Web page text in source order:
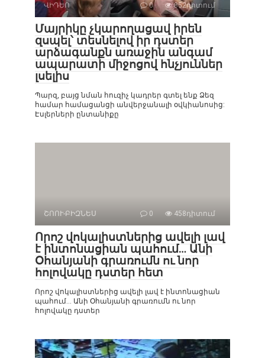
ՎԻԴԵՈ 0 852դիտում
Մայրիկը չկարողացավ իրեն
զսպել՝ տեսնելով իր դստեր
արձագանքն առաջին անգամ
ապարատի միջոցով հնչյուններ
լսելիս
Պարզ, բայց նման հուզիչ կադրեր գտել ենք Ձեզ
համար համացանցի անվերջանալի օվկիանոսից:
Էսլերների ընտանիքը
ՇՈՈՒ-ԲԻԶՆԵՍ 0 458դիտում
Որոշ վոկալիստներից ավելի լավ
է ինտոնացիան պահում… Անի
Օհանյանի գրառումն ու նոր
հոլովակը դստեր հետ
Որոշ վոկալիստներից ավելի լավ է ինտոնացիան
պահում… Անի Օհանյանի գրառումն ու նոր
հոլովակը դստեր